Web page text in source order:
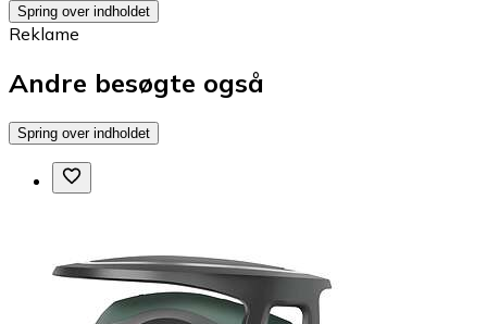
Spring over indholdet
Reklame
Andre besøgte også
Spring over indholdet